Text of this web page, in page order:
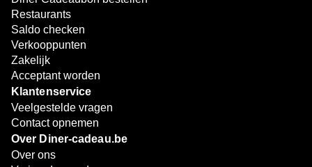
Restaurants
Saldo checken
Verkooppunten
Zakelijk
Acceptant worden
Klantenservice
Veelgestelde vragen
Contact opnemen
Over Diner-cadeau.be
Over ons